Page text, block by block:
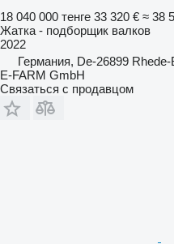
18 040 000 тенге 33 320 € ≈ 38
Жатка - подборщик валков
2022
Германия, De-26899 Rhede-
E-FARM GmbH
Связаться с продавцом